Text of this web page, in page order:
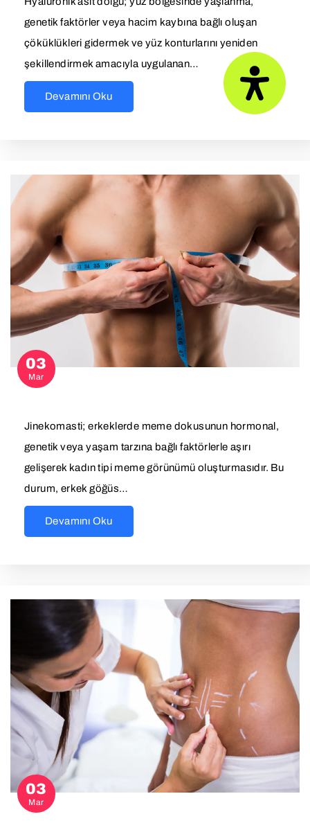
genetik faktörler veya hacim kaybına bağlı oluşan
çöküklükleri gidermek ve yüz konturlarını yeniden
şekillendirmek amacıyla uygulanan…
Devamını Oku
03
Mar
Jinekomasti; erkeklerde meme dokusunun hormonal,
genetik veya yaşam tarzına bağlı faktörlerle aşırı
gelişerek kadın tipi meme görünümü oluşturmasıdır. Bu
durum, erkek göğüs…
Devamını Oku
03
Mar